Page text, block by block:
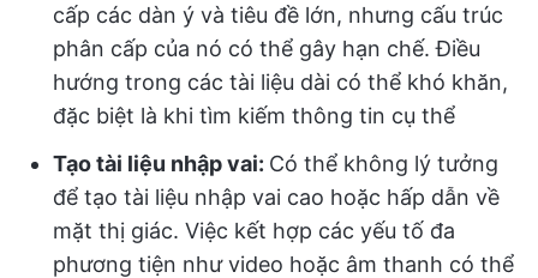
cấp các dàn ý và tiêu đề lớn, nhưng cấu trúc
phân cấp của nó có thể gây hạn chế. Điều
hướng trong các tài liệu dài có thể khó khăn,
đặc biệt là khi tìm kiếm thông tin cụ thể
Tạo tài liệu nhập vai: Có thể không lý tưởng
để tạo tài liệu nhập vai cao hoặc hấp dẫn về
mặt thị giác. Việc kết hợp các yếu tố đa
phương tiện như video hoặc âm thanh có thể